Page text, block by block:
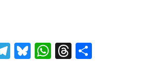
Telegram
Bluesky
WhatsApp
Threads